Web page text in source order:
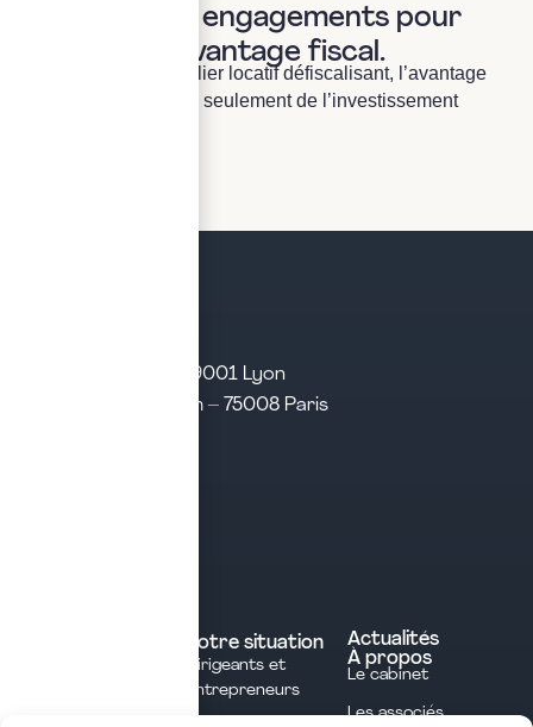
sécuriser les engagements pour
préserver l’avantage fiscal.
En matière d’immobilier locatif défiscalisant, l’avantage
fiscal ne dépend pas seulement de l’investissement
21 rue d’Algérie – 69001 Lyon
31 rue d’Amsterdam – 75008 Paris
Votre situation
Dirigeants et
Entrepreneurs
Actualités
À propos
Le cabinet
Les associés